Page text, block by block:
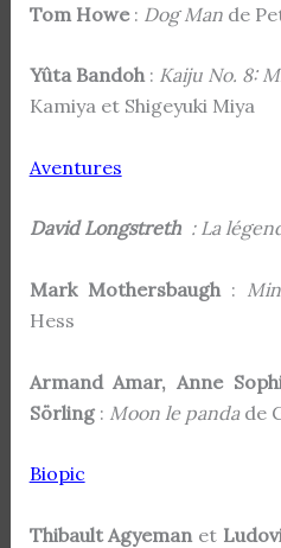
Tom Howe: Dog Mande
Yûta Bandoh: Kaiju No. 8:
Kamiya et Shigeyuki Miya
Aventures
David Longstreth: La
Mark Mothersbaugh:
Hess
Armand Amar, Anne
Sörling : Moon le panda de
Biopic
Thibault Agyeman et